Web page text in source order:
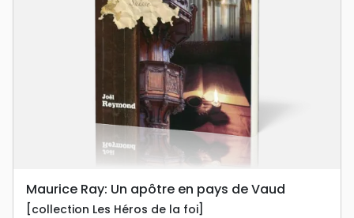
Maurice Ray: Un apôtre en pays de Vaud
[collection Les Héros de la foi]